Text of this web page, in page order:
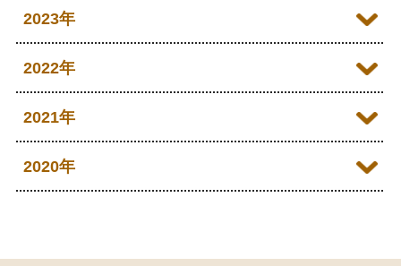
2026年03月
2026年02月
2026年01月
2025年10月
2025年08月
2025年07月
2024年12月
2024年10月
2024年08月
2024年06月
2023年
2023年12月
2023年10月
2022年
2022年12月
2022年10月
2021年
2021年12月
2020年